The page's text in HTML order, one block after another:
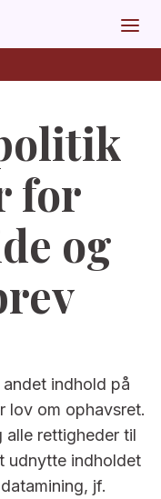
for
og
indhold på
lov om ophavsret.
alle rettigheder til
udnytte indholdet
jf.